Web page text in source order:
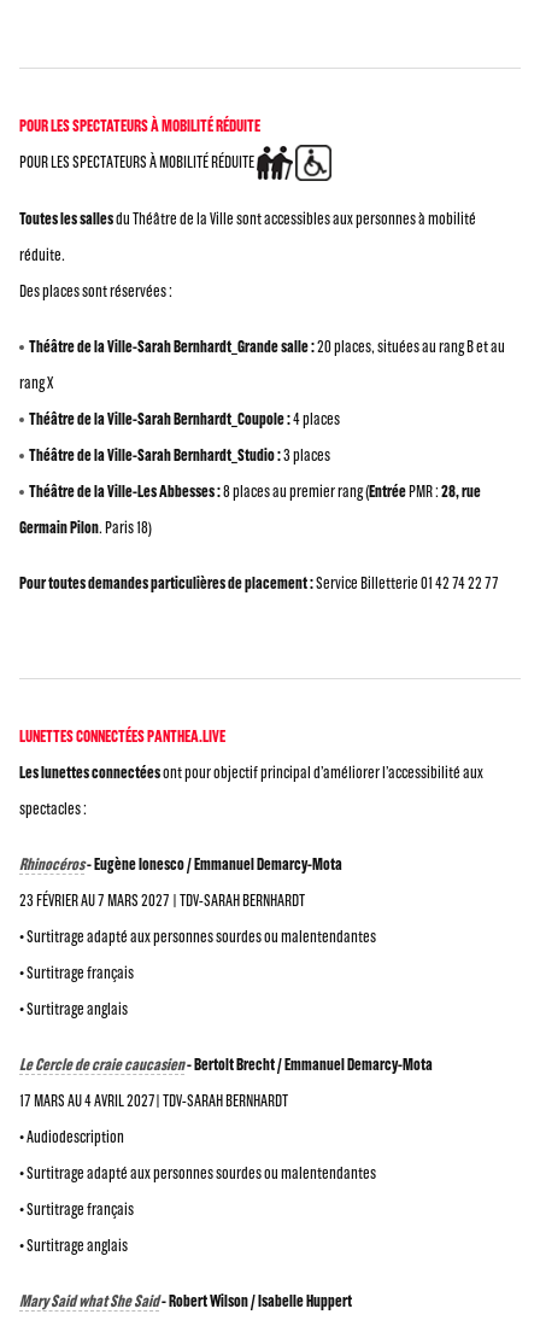
POUR LES SPECTATEURS À MOBILITÉ RÉDUITE
POUR LES SPECTATEURS À MOBILITÉ RÉDUITE
Toutes les sallesdu Théâtre de la Ville sont accessibles aux personnes à mobilité
réduite.
Des places sont réservées :
Théâtre de la Ville-Sarah Bernhardt_Grande salle :20 places, situées au rang B et au
rang X
Théâtre de la Ville-Sarah Bernhardt_Coupole :4 places
Théâtre de la Ville-Sarah Bernhardt_Studio :3 places
Théâtre de la Ville-Les Abbesses :8 places au premier rang (EntréePMR :28, rue
Germain Pilon. Paris 18)
Pour toutes demandes particulières de placement :Service Billetterie 01 42 74 22 77
LUNETTES CONNECTÉES PANTHEA.LIVE
Les lunettes connectéesont pour objectif principal d’améliorer l’accessibilité aux
spectacles :
Rhinocéros- Eugène Ionesco / Emmanuel Demarcy-Mota
23 FÉVRIER AU 7 MARS 2027 | TDV-SARAH BERNHARDT
• Surtitrage adapté aux personnes sourdes ou malentendantes
• Surtitrage français
• Surtitrage anglais
Le Cercle de craie caucasien- Bertolt Brecht / Emmanuel Demarcy-Mota
17 MARS AU 4 AVRIL 2027| TDV-SARAH BERNHARDT
• Audiodescription
• Surtitrage adapté aux personnes sourdes ou malentendantes
• Surtitrage français
• Surtitrage anglais
Mary Said what She Said- Robert Wilson / Isabelle Huppert